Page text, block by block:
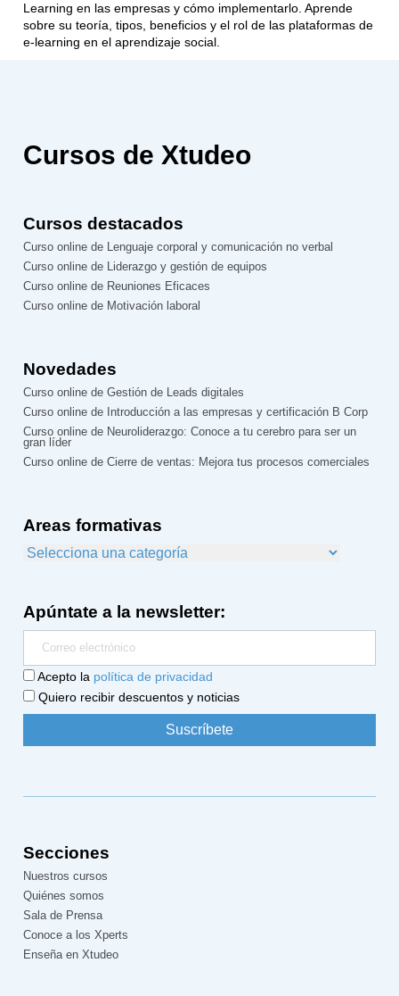
Learning en las empresas y cómo implementarlo. Aprende
sobre su teoría, tipos, beneficios y el rol de las plataformas de
e-learning en el aprendizaje social.
Cursos de Xtudeo
Cursos destacados
Curso online de Lenguaje corporal y comunicación no verbal
Curso online de Liderazgo y gestión de equipos
Curso online de Reuniones Eficaces
Curso online de Motivación laboral
Novedades
Curso online de Gestión de Leads digitales
Curso online de Introducción a las empresas y certificación B Corp
Curso online de Neuroliderazgo: Conoce a tu cerebro para ser un
gran líder
Curso online de Cierre de ventas: Mejora tus procesos comerciales
Areas formativas
Apúntate a la newsletter:
Acepto la política de privacidad
Quiero recibir descuentos y noticias
Secciones
Nuestros cursos
Quiénes somos
Sala de Prensa
Conoce a los Xperts
Enseña en Xtudeo